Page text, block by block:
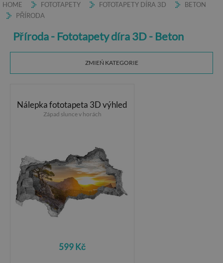
HOME FOTOTAPETY FOTOTAPETY DÍRA 3D
BETON
PŘÍRODA
Příroda - Fototapety díra 3D - Beton
ZMIEŃ KATEGORIE
Nálepka fototapeta 3D výhled
Západ slunce v horách
599 Kč